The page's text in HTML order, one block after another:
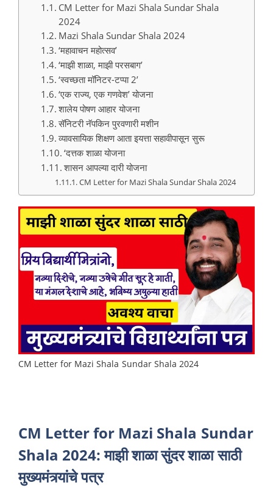
CM Letter for Mazi Shala Sundar Shala
2024
Mazi Shala Sundar Shala 2024
‘महावाचन महोत्सव’
‘माझी शाळा, माझी परसबाग’
‘स्वच्छता मॉनिटर-टप्पा 2’
‘एक राज्य, एक गणवेश’ योजना
शालेय पोषण आहार योजना
सॅनिटरी नॅपकिन पुरवणारी मशीन
व्यावसायिक शिक्षण आता इयत्ता सहावीपासून सुरू
‘दत्तक शाळा योजना
शासन आपल्या दारी योजना
CM Letter for Mazi Shala Sundar Shala 2024
CM Letter for Mazi Shala Sundar Shala 2024
CM Letter for Mazi Shala Sundar
Shala 2024: माझी शाळा सुंदर शाळा साठी
मुख्यमंत्र्यांचे पत्र